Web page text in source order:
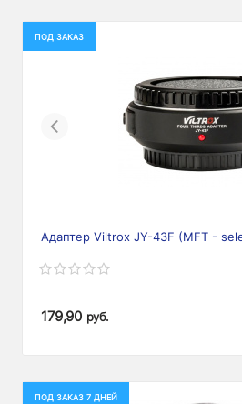
ПОД ЗАКАЗ
Previous
Адаптер Viltrox JY-43F (MFT -
179,90 руб.
ПОД ЗАКАЗ 7 ДНЕЙ